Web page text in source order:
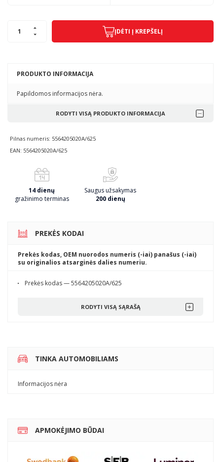
PRODUKTO INFORMACIJA
Papildomos informacijos nėra.
RODYTI VISĄ PRODUKTO INFORMACIJA
Pilnas numeris: 5564205020A/625
EAN: 5564205020A/625
14 dienų
gražinimo terminas
Saugus užsakymas
200 dienų
ĮDĖTI Į KREPŠELĮ
PREKĖS KODAI
Prekės kodas, OEM nuorodos numeris (-iai) panašus (-iai)
su originalios atsarginės dalies numeriu.
Prekės kodas — 5564205020A/625
RODYTI VISĄ SĄRAŠĄ
TINKA AUTOMOBILIAMS
Informacijos nėra
APMOKĖJIMO BŪDAI